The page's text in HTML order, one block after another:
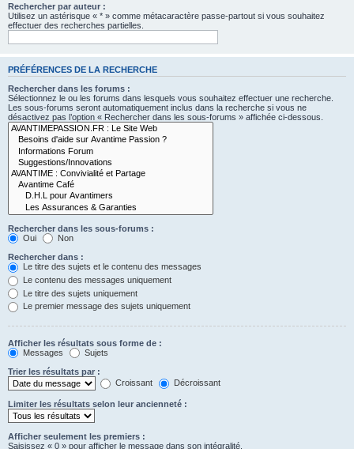
Rechercher par auteur :
Utilisez un astérisque « * » comme métacaractère passe-partout si vous souhaitez
effectuer des recherches partielles.
PRÉFÉRENCES DE LA RECHERCHE
Rechercher dans les forums :
Sélectionnez le ou les forums dans lesquels vous souhaitez effectuer une recherche.
Les sous-forums seront automatiquement inclus dans la recherche si vous ne
désactivez pas l’option « Rechercher dans les sous-forums » affichée ci-dessous.
Rechercher dans les sous-forums :
Oui
Non
Rechercher dans :
Le titre des sujets et le contenu des messages
Le contenu des messages uniquement
Le titre des sujets uniquement
Le premier message des sujets uniquement
Afficher les résultats sous forme de :
Messages
Sujets
Trier les résultats par :
Croissant
Décroissant
Limiter les résultats selon leur ancienneté :
Afficher seulement les premiers :
Saisissez « 0 » pour afficher le message dans son intégralité.